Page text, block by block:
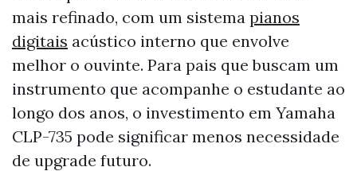
mais refinado, com um sistema pianos
digitais acústico interno que envolve
melhor o ouvinte. Para pais que buscam um
instrumento que acompanhe o estudante ao
longo dos anos, o investimento em Yamaha
CLP-735 pode significar menos necessidade
de upgrade futuro.